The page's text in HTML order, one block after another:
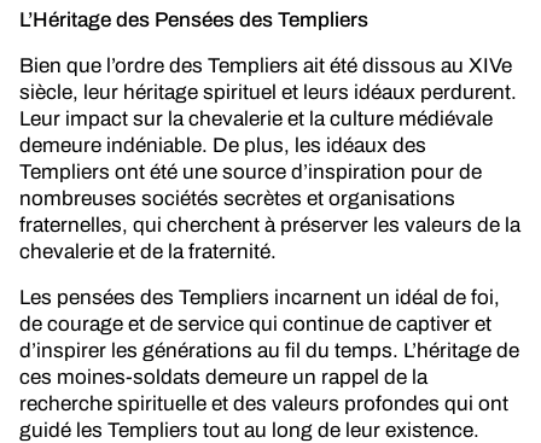
L’Héritage des Pensées des Templiers
Bien que l’ordre des Templiers ait été dissous au XIVe
siècle, leur héritage spirituel et leurs idéaux perdurent.
Leur impact sur la chevalerie et la culture médiévale
demeure indéniable. De plus, les idéaux des
Templiers ont été une source d’inspiration pour de
nombreuses sociétés secrètes et organisations
fraternelles, qui cherchent à préserver les valeurs de la
chevalerie et de la fraternité.
Les pensées des Templiers incarnent un idéal de foi,
de courage et de service qui continue de captiver et
d’inspirer les générations au fil du temps. L’héritage de
ces moines-soldats demeure un rappel de la
recherche spirituelle et des valeurs profondes qui ont
guidé les Templiers tout au long de leur existence.